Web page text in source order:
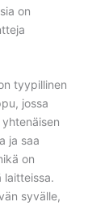
on
tyypillinen
jossa
ja saa
on
laitteissa.
syvälle,